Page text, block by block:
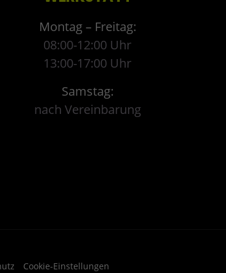
Montag – Freitag:
08:00-12:00 Uhr
13:00-17:00 Uhr
Samstag:
nach Vereinbarung
Cookie-Einstellungen